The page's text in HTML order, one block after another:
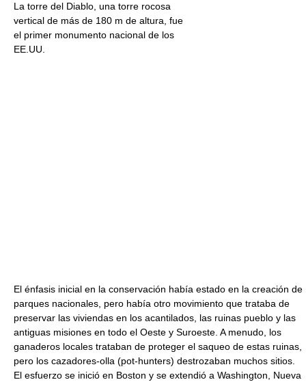
La torre del Diablo, una torre rocosa
vertical de más de 180 m de altura, fue
el primer monumento nacional de los
EE.UU.
El énfasis inicial en la conservación había estado en la creación de
parques nacionales, pero había otro movimiento que trataba de
preservar las viviendas en los acantilados, las ruinas pueblo y las
antiguas misiones en todo el Oeste y Suroeste. A menudo, los
ganaderos locales trataban de proteger el saqueo de estas ruinas,
pero los cazadores-olla (pot-hunters) destrozaban muchos sitios.
El esfuerzo se inició en Boston y se extendió a Washington, Nueva